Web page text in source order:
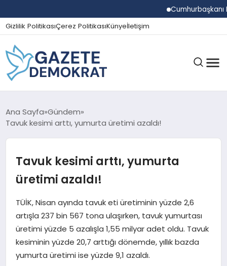
Cumhurbaşkanı
Gizlilik PolitikasıÇerez PolitikasıKünyeİletişim
GÜNDEM
SPOR
MAGAZIN
SAĞLIK
Ana Sayfa Gündem
Tavuk kesimi arttı, yumurta üretimi azaldı!
Tavuk kesimi arttı, yumurta
üretimi azaldı!
TÜİK, Nisan ayında tavuk eti üretiminin yüzde 2,6
artışla 237 bin 567 tona ulaşırken, tavuk yumurtası
üretimi yüzde 5 azalışla 1,55 milyar adet oldu. Tavuk
kesiminin yüzde 20,7 arttığı dönemde, yıllık bazda
yumurta üretimi ise yüzde 9,1 azaldı.